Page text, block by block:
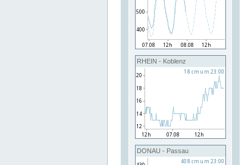
RHEIN - Koblenz
DONAU - Passau